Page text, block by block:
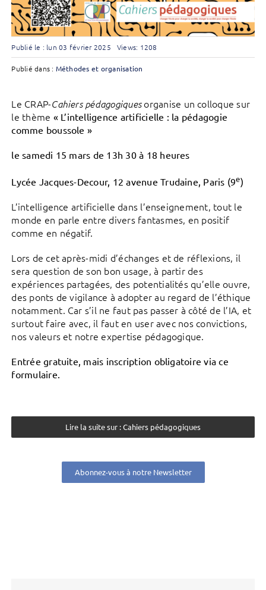
Publié le : lun 03 février 2025 Views: 1208
Publié dans : Méthodes et organisation
Le CRAP-Cahiers pédagogiquesorganise un colloque sur
le thème « L’intelligence artificielle : la pédagogie
comme boussole »
le samedi 15 mars de 13h 30 à 18 heures
Lycée Jacques-Decour, 12 avenue Trudaine, Paris (9e)
L’intelligence artificielle dans l’enseignement, tout le
monde en parle entre divers fantasmes, en positif
comme en négatif.
Lors de cet après-midi d’échanges et de réflexions, il
sera question de son bon usage, à partir des
expériences partagées, des potentialités qu’elle ouvre,
des ponts de vigilance à adopter au regard de l’éthique
notamment. Car s’il ne faut pas passer à côté de l’IA, et
surtout faire avec, il faut en user avec nos convictions,
nos valeurs et notre expertise pédagogique.
Entrée gratuite, mais inscription obligatoire via ce
formulaire.
Lire la suite sur : Cahiers pédagogiques
Abonnez-vous à notre Newsletter